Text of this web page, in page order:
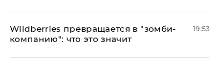
Wildberries превращается в "зомби-
компанию": что это значит
19:53